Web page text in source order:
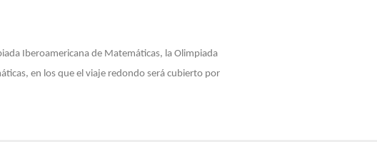
Iberoamericana de Matemáticas, la Olimpiada
en los que el viaje redondo será cubierto por